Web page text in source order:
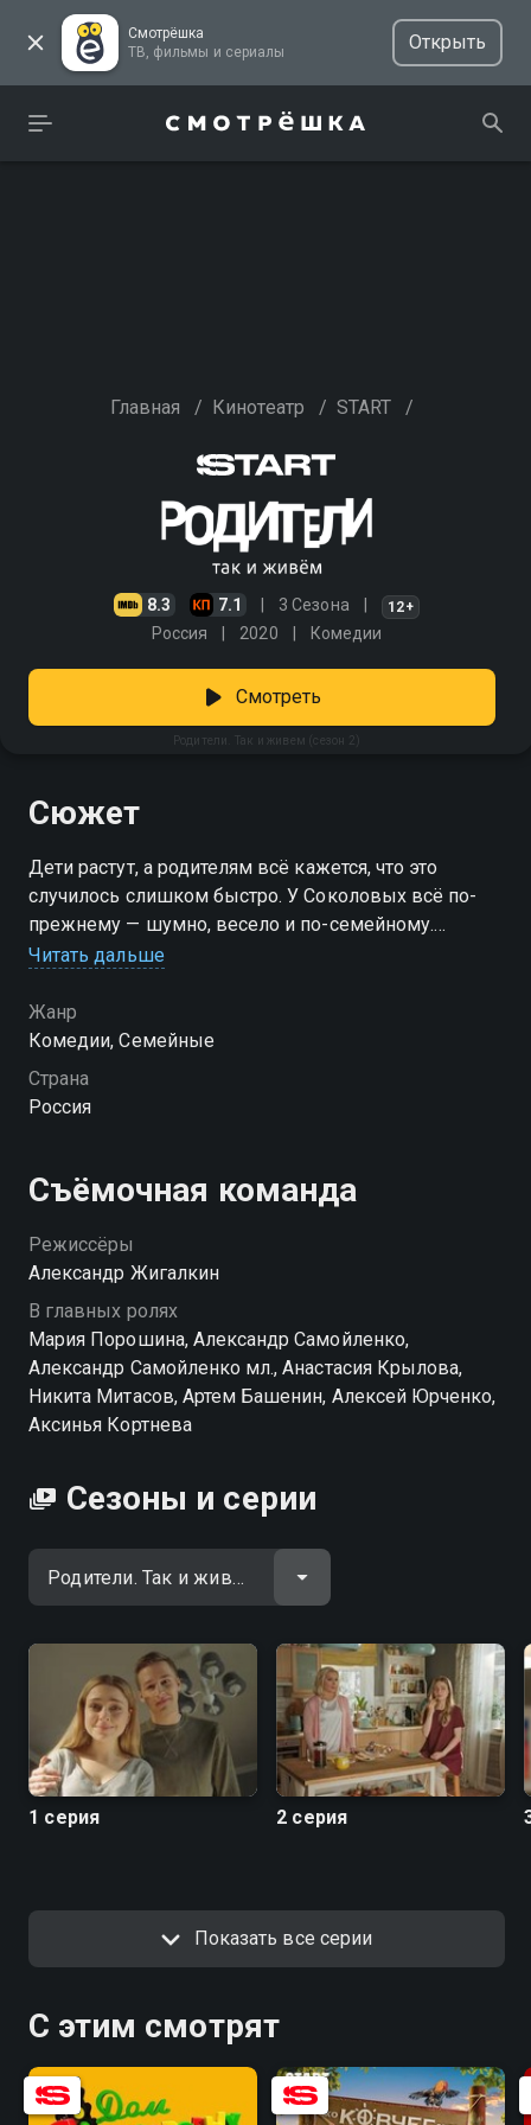
Смотрёшка
ТВ, фильмы и сериалы
Открыть
Главная / Кинотеатр / START /
8.3 7.1 3 Сезона 12+
Россия 2020 Комедии
Родители. Так и живем (сезон 2)
Смотреть
Сюжет
Дети растут, а родителям всё кажется, что это
случилось слишком быстро. У Соколовых всё по-
прежнему — шумно, весело и по-семейному.
Тимофей уже на пороге новой жизни, но советы
потихоньку взрослеют, правда, от хозяйственных
дел всё ещё ускользают. А мама с папой, как
всегда, держат всю эту разношёрстную банду в
тонусе. Главная традиция семьи — быть вместе,
тёплых семейных привычках. «Родители. Так и
живем» — смотрите онлайн в хорошем качестве.
Посмотреть онлайн 2 сезон сериала Родители. Так и
хорошем HD качестве на Смотрёшке
Читать дальше
Жанр
Комедии, Семейные
Страна
Россия
Съёмочная команда
Режиссёры
Александр Жигалкин
В главных ролях
Мария Порошина, Александр Самойленко,
Александр Самойленко мл., Анастасия Крылова,
Никита Митасов, Артем Башенин, Алексей Юрченко,
Аксинья Кортнева
Сезоны и серии
1 серия 2 серия
Показать все серии
С этим смотрят